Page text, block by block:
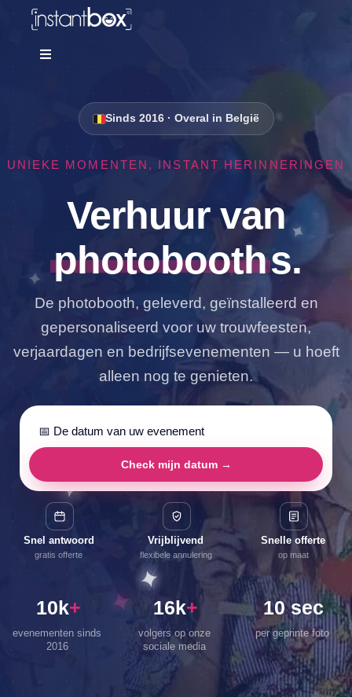
contentToggle
Tarieven
Gratis offerte
Contact
Sinds 2016 · Overal in België
UNIEKE MOMENTEN, INSTANT HERINNERINGEN
Verhuur van
photobooths.
De photobooth, geleverd, geïnstalleerd en
gepersonaliseerd voor uw trouwfeesten,
verjaardagen en bedrijfsevenementen — u hoeft
alleen nog te genieten.
Check mijn datum →
Snel antwoord
gratis offerte
Vrijblijvend
flexibele annulering
Snelle offerte
op maat
10k
evenementen sinds
2016
16k
volgers op onze
sociale media
10 sec
per geprinte foto